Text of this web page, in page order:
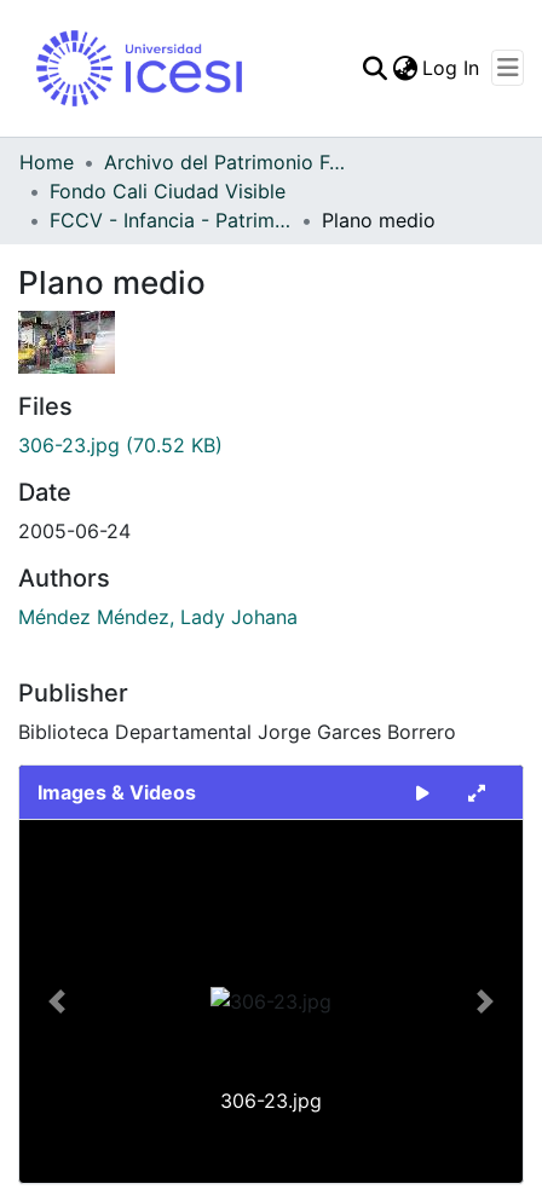
Log In
Home
Archivo del Patrimonio Fotográfico y Fílmico del Valle del Cauca
Fondo Cali Ciudad Visible
FCCV - Infancia - Patrimonial
Plano medio
Plano medio
Files
306-23.jpg (70.52 KB)
Date
2005-06-24
Authors
Méndez Méndez, Lady Johana
Publisher
Biblioteca Departamental Jorge Garces Borrero
Images & Videos
306-23.jpg
Previous Next